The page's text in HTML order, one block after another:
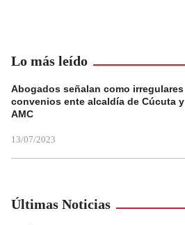
Lo más leído
Abogados señalan como irregulares
convenios ente alcaldía de Cúcuta y
AMC
13/07/2023
Últimas Noticias